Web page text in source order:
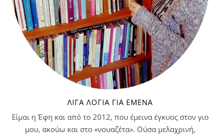
ΛΊΓΑ ΛΌΓΙΑ ΓΙΑ ΕΜΈΝΑ
Είμαι η Έφη και από το 2012, που έμεινα έγκυος στον γιο
μου, ακούω και στο «νουαζέτα». Ούσα μελαχρινή,